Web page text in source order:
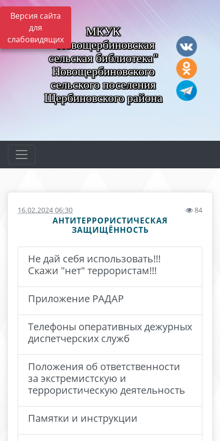
Версия сайта
для
слабовидящих
МКУК
"Новощербиновская
сельская библиотека"
Новощербиновского
сельского поселения
Щербиновского района
16.02.2024 06:30 84
АНТИТЕРРОРИСТИЧЕСКАЯ
ЗАЩИЩЁННОСТЬ
Не дай себя использовать!!!
Скажи "нет" террористам!!!
Приложение РАДАР
Телефоны оперативных дежурных
диспетчерских служб
Положения об ответственности
за экстремистскую и
террористическую деятельность
Памятки и инструкции